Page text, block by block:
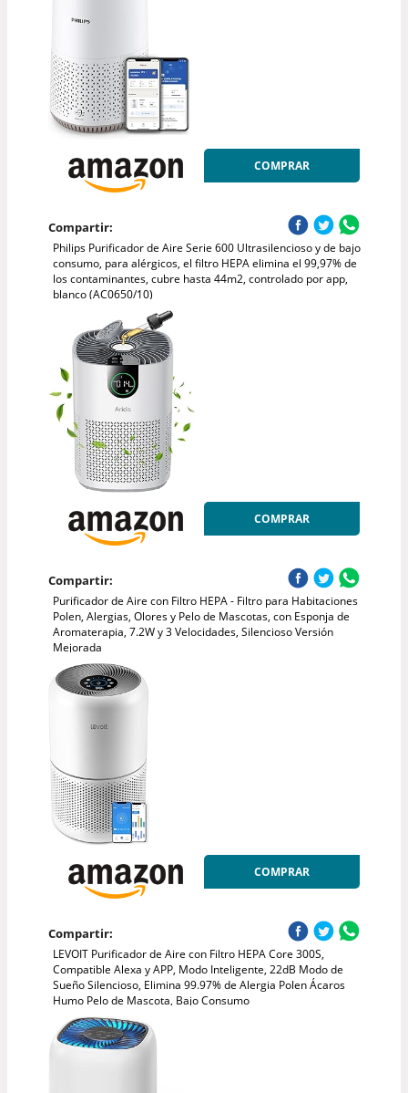
COMPRAR
Compartir:
Philips Purificador de Aire Serie 600 Ultrasilencioso y de bajo
consumo, para alérgicos, el filtro HEPA elimina el 99,97% de
los contaminantes, cubre hasta 44m2, controlado por app,
blanco (AC0650/10)
COMPRAR
Compartir:
Purificador de Aire con Filtro HEPA - Filtro para Habitaciones
Polen, Alergias, Olores y Pelo de Mascotas, con Esponja de
Aromaterapia, 7.2W y 3 Velocidades, Silencioso Versión
Mejorada
COMPRAR
Compartir:
LEVOIT Purificador de Aire con Filtro HEPA Core 300S,
Compatible Alexa y APP, Modo Inteligente, 22dB Modo de
Sueño Silencioso, Elimina 99.97% de Alergia Polen Ácaros
Humo Pelo de Mascota, Bajo Consumo